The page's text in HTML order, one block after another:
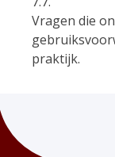
Vragen die
praktijk.